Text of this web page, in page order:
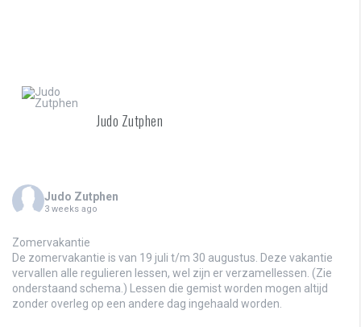
Judo Zutphen
Judo Zutphen
3 weeks ago
Zomervakantie
De zomervakantie is van 19 juli t/m 30 augustus. Deze vakantie
vervallen alle regulieren lessen, wel zijn er verzamellessen. (Zie
onderstaand schema.) Lessen die gemist worden mogen altijd
zonder overleg op een andere dag ingehaald worden.